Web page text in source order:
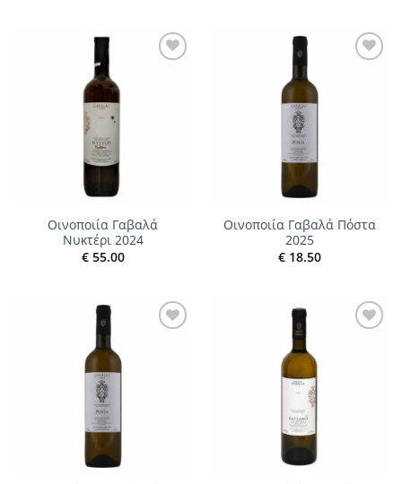
Οινοποιία Γαβαλά
Νυκτέρι 2024
€55.00
Οινοποιία Γαβαλά Πόστα
2025
€18.50